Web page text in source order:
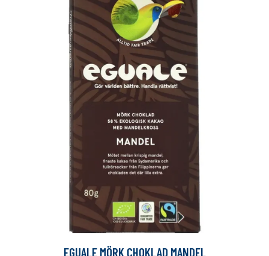
EGUALE MÖRK CHOKLAD MANDEL